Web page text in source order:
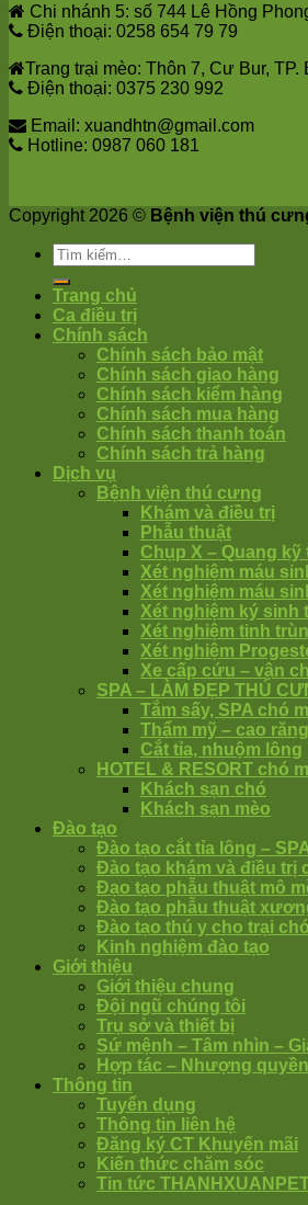
Chi nhánh 5: số 744 Lê Hồng
Điện thoại: 0258 654 79 79
Trang trại mèo: Thôn 7, Cư Bur,
Điện thoại: 0375 230 992
Email: xuandhtn@gmail.com
Hotline: 0987 060 181
Copyright 2026 © Bệnh viện thú
Trang chủ
Ca điều trị
Chính sách
Chính sách bảo mật
Chính sách giao hàng
Chính sách kiểm hàng
Chính sách mua hàng
Chính sách thanh toán
Chính sách trả hàng
Dịch vụ
Bệnh viện thú cưng
Khám và điều trị
Phẫu thuật
Chụp X – Quang kỹ
Xét nghiệm máu
Xét nghiệm máu
Xét nghiệm ký sinh
Xét nghiệm tinh
Xét nghiệm
Xe cấp cứu – vận
SPA – LÀM ĐẸP THÚ
Tắm sấy, SPA chó
Thẩm mỹ – cao răng
Cắt tỉa, nhuộm lông
HOTEL & RESORT chó
Khách sạn chó
Khách sạn mèo
Đào tạo
Đào tạo cắt tỉa lông –
Đào tạo khám và điều trị
Đạo tạo phẫu thuật mô
Đào tạo phẫu thuật
Đào tạo thú y cho trại
Kinh nghiệm đào tạo
Giới thiệu
Giới thiệu chung
Đội ngũ chúng tôi
Trụ sở và thiết bị
Sứ mệnh – Tâm nhìn –
Hợp tác – Nhượng quyền
Thông tin
Tuyển dụng
Thông tin liên hệ
Đăng ký CT Khuyến mãi
Kiến thức chăm sóc
Tin tức